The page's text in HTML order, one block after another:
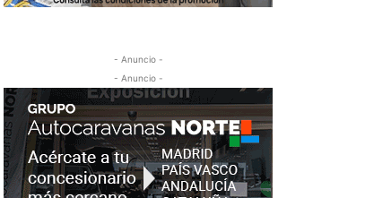
- Anuncio -
- Anuncio -